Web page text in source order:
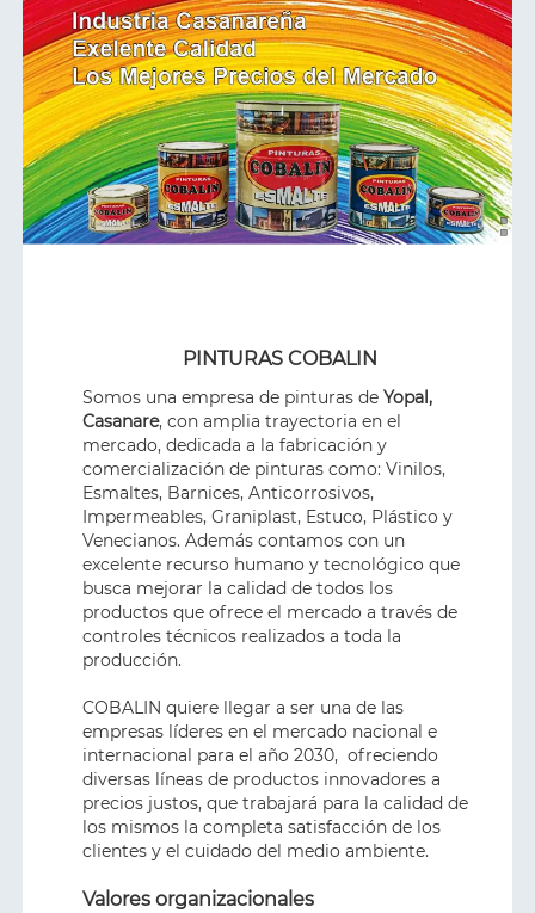
PINTURAS COBALIN
Somos una empresa de pinturas de Yopal,
Casanare, con amplia trayectoria en el
mercado, dedicada a la fabricación y
comercialización de pinturas como: Vinilos,
Esmaltes, Barnices, Anticorrosivos,
Impermeables, Graniplast, Estuco, Plástico y
Venecianos. Además contamos con un
excelente recurso humano y tecnológico que
busca mejorar la calidad de todos los
productos que ofrece el mercado a través de
controles técnicos realizados a toda la
producción.
COBALIN quiere llegar a ser una de las
empresas líderes en el mercado nacional e
internacional para el año 2030, ofreciendo
diversas líneas de productos innovadores a
precios justos, que trabajará para la calidad de
los mismos la completa satisfacción de los
clientes y el cuidado del medio ambiente.
Valores organizacionales